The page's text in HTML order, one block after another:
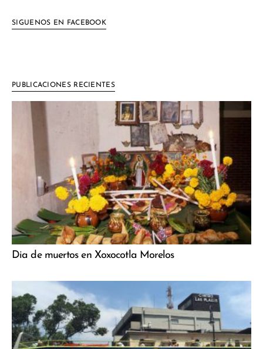
SIGUENOS EN FACEBOOK
PUBLICACIONES RECIENTES
Dia de muertos en Xoxocotla Morelos